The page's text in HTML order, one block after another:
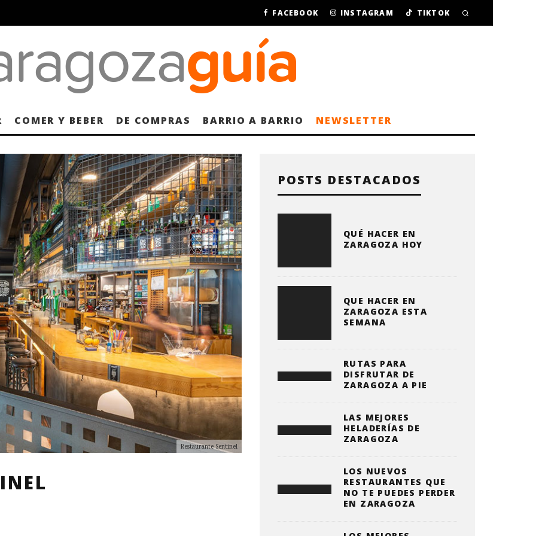
FACEBOOK INSTAGRAM TIKTOK
COMER Y BEBER DE COMPRAS BARRIO A BARRIO NEWSLETTER
Restaurante Sentinel
POSTS DESTACADOS
QUÉ HACER EN
ZARAGOZA HOY
QUE HACER EN
ZARAGOZA ESTA
SEMANA
RUTAS PARA
DISFRUTAR DE
ZARAGOZA A PIE
LAS MEJORES
HELADERÍAS DE
ZARAGOZA
LOS NUEVOS
RESTAURANTES QUE
NO TE PUEDES PERDER
EN ZARAGOZA